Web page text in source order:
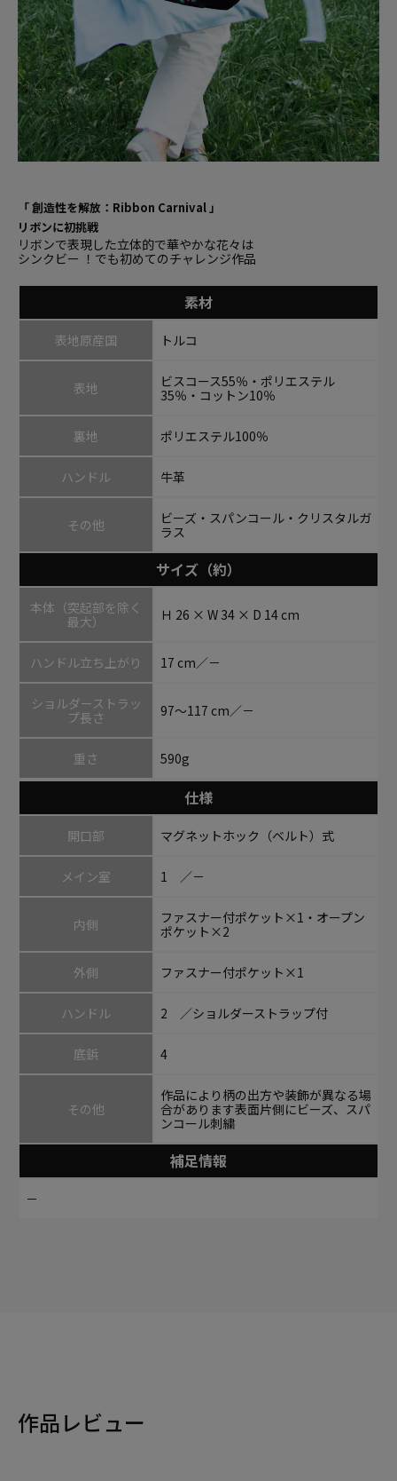
「 創造性を解放：Ribbon Carnival 」
リボンに初挑戦
リボンで表現した立体的で華やかな花々は
シンクビー ！でも初めてのチャレンジ作品
素材
表地原産国 トルコ
表地
ビスコース55％・ポリエステル
35％・コットン10％
裏地 ポリエステル100％
ハンドル 牛革
その他
ビーズ・スパンコール・クリスタルガ
ラス
サイズ（約）
本体（突起部を除く
最大）
Ｈ 26 × W 34 × D 14 cm
ハンドル立ち上がり 17 cm／－
ショルダーストラッ
プ長さ
97～117 cm／－
重さ 590g
仕様
開口部 マグネットホック（ベルト）式
メイン室 1 ／－
内側
ファスナー付ポケット×1・オープン
ポケット×2
外側 ファスナー付ポケット×1
ハンドル 2 ／ショルダーストラップ付
底鋲 4
その他
作品により柄の出方や装飾が異なる場
合があります表面片側にビーズ、スパ
ンコール刺繍
補足情報
－
作品レビュー